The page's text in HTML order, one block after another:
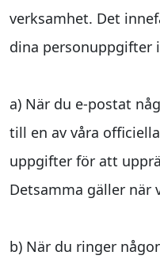
verksamhet. Det
dina personuppgifter
a) När du e-postat
till en av våra
uppgifter för att
Detsamma gäller när
b) När du ringer